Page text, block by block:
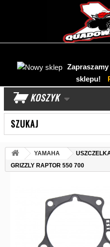
sklepu!
KOSZYK
YAMAHA
GRIZZLY RAPTOR 550 700